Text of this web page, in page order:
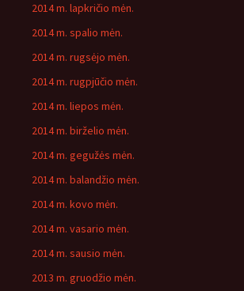
2014 m. lapkričio mėn.
2014 m. spalio mėn.
2014 m. rugsėjo mėn.
2014 m. rugpjūčio mėn.
2014 m. liepos mėn.
2014 m. birželio mėn.
2014 m. gegužės mėn.
2014 m. balandžio mėn.
2014 m. kovo mėn.
2014 m. vasario mėn.
2014 m. sausio mėn.
2013 m. gruodžio mėn.